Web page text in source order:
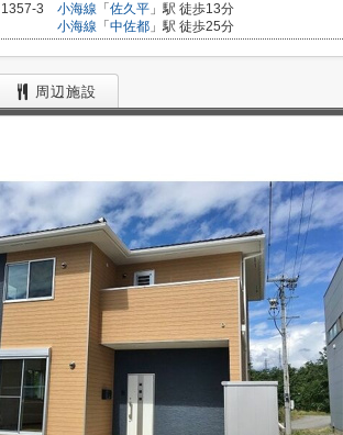
1357-3
小海線 「 佐久平 」駅 徒歩13分
小海線 「 中佐都 」駅 徒歩25分
周辺施設